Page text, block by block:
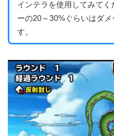
インテラを使用してみて
ーの20～30%ぐらいはダ
す。